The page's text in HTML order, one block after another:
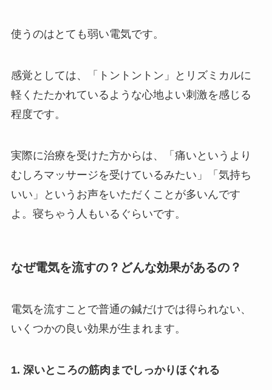
使うのはとても弱い電気です。
感覚としては、「トントントン」とリズミカルに
軽くたたかれているような心地よい刺激を感じる
程度です。
実際に治療を受けた方からは、「痛いというより
むしろマッサージを受けているみたい」「気持ち
いい」というお声をいただくことが多いんです
よ。寝ちゃう人もいるぐらいです。
なぜ電気を流すの？どんな効果があるの？
電気を流すことで普通の鍼だけでは得られない、
いくつかの良い効果が生まれます。
1. 深いところの筋肉までしっかりほぐれる